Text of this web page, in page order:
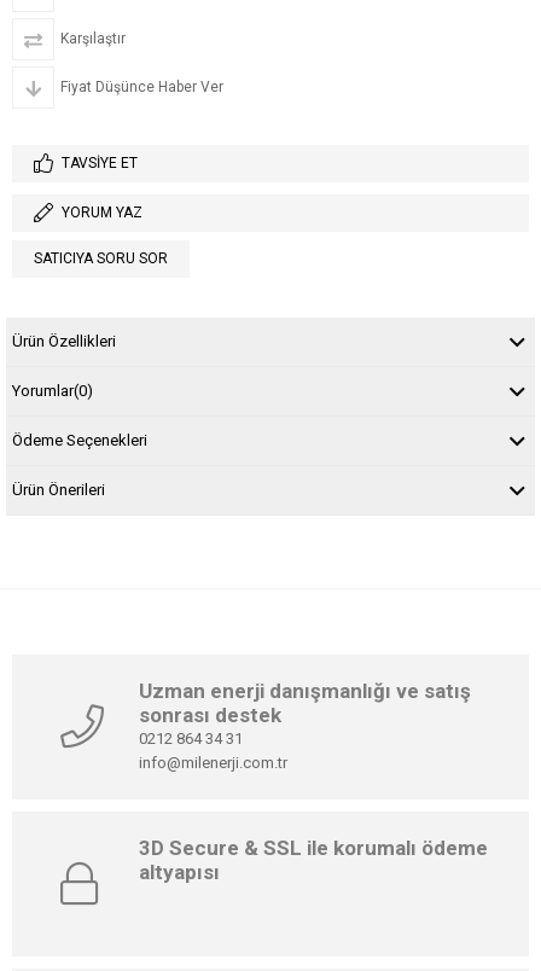
Karşılaştır
Fiyat Düşünce Haber Ver
TAVSIYE ET
YORUM YAZ
SATICIYA SORU SOR
Ürün Özellikleri
Yorumlar(0)
Ödeme Seçenekleri
Ürün Önerileri
Uzman enerji danışmanlığı ve satış
sonrası destek
0212 864 34 31
info@milenerji.com.tr
3D Secure & SSL ile korumalı ödeme
altyapısı